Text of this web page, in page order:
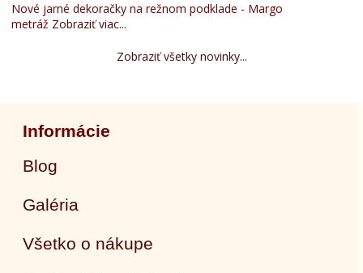
Nové jarné dekoračky na režnom podklade - Margo
metráž Zobraziť viac...
Zobraziť všetky novinky...
Informácie
Blog
Galéria
Všetko o nákupe